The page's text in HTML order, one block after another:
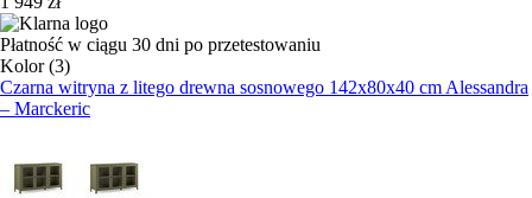
Płatność w ciągu 30 dni po przetestowaniu
Kolor (3)
Czarna witryna z litego drewna sosnowego 142x80x40 cm Alessandra
– Marckeric